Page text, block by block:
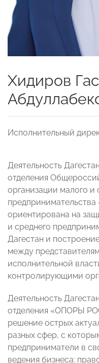
Хидиров
Исполнительный
Деятельность
отделения
организации малого и
ориентирована на
и среднего
Дагестан и
между
исполнительной
контролирующими
Деятельность
отделения «ОПОРЫ
решение острых
разных сфер, с
предприниматели в
ведения бизнеса: